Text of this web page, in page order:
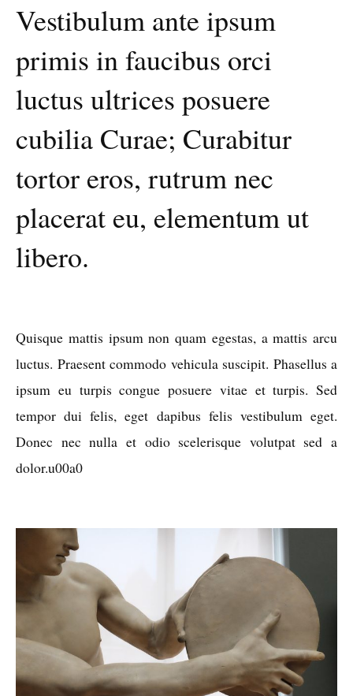
Vestibulum ante ipsum
primis in faucibus orci
luctus ultrices posuere
cubilia Curae; Curabitur
tortor eros, rutrum nec
placerat eu, elementum ut
libero.
Quisque mattis ipsum non quam egestas, a mattis arcu
luctus. Praesent commodo vehicula suscipit. Phasellus a
ipsum eu turpis congue posuere vitae et turpis. Sed
tempor dui felis, eget dapibus felis vestibulum eget.
Donec nec nulla et odio scelerisque volutpat sed a
dolor.u00a0